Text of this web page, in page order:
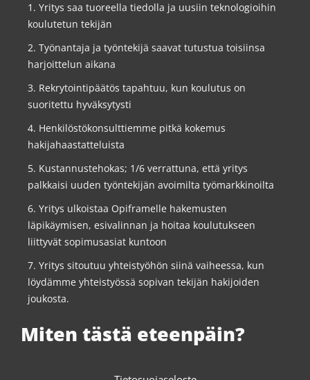
1. Yritys saa tuoreella tiedolla ja uusiin teknologioihin
koulutetun tekijän
2. Työnantaja ja työntekijä saavat tutustua toisiinsa
harjoittelun aikana
3. Rekrytointipäätös tapahtuu, kun koulutus on
suoritettu hyväksytysti
4. Henkilöstökonsulttiemme pitkä kokemus
hakijahaastatteluista
5. Kustannustehokas; 1/6 verrattuna, että yritys
palkkaisi uuden työntekijän avoimilta työmarkkinoilta
6. Yritys ulkoistaa Opiframelle hakemusten
läpikäymisen, esivalinnan ja hoitaa koulutukseen
liittyvät sopimusasiat kuntoon
7. Yritys sitoutuu yhteistyöhön siinä vaiheessa, kun
löydämme yhteistyössä sopivan tekijän hakijoiden
joukosta.
Miten tästä eteenpäin?